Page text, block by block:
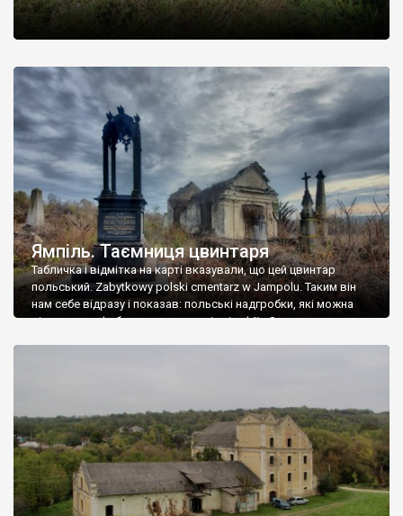
Ямпіль. Таємниця цвинтаря
Табличка і відмітка на карті вказували, що цей цвинтар
польський. Zabytkowy polski cmentarz w Jampolu. Таким він
нам себе відразу і показав: польські надгробки, які можна
віднести до фабричних, польські епітафії… Загалом цвинтар